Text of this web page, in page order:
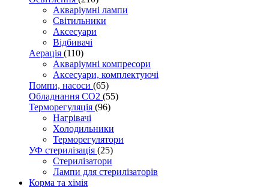
Акваріумні лампи
Світильники
Аксесуари
Відбивачі
Аерація (110)
Акваріумні компресори
Аксесуари, комплектуючі
Помпи, насоси (65)
Обладнання CO2 (55)
Терморегуляція (96)
Нагрівачі
Холодильники
Терморегулятори
УФ стерилізація (25)
Стерилізатори
Лампи для стерилізаторів
Корма та хімія